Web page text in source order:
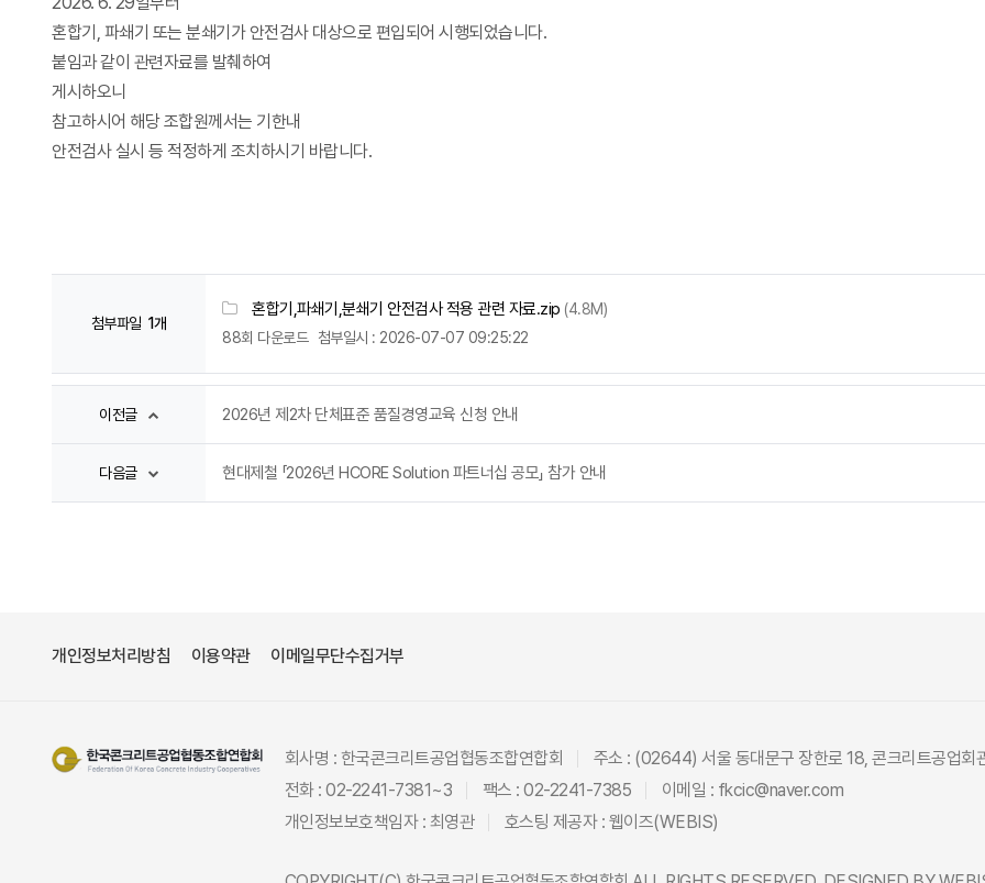
혼합기, 파쇄기 또는 분쇄기가 안전검사 대상으로 편입되어 시행되었습니다.
붙임과 같이 관련자료를 발췌하여
게시하오니
참고하시어 해당 조합원께서는 기한내
안전검사 실시 등 적정하게 조치하시기 바랍니다.
첨부파일 1개
혼합기,파쇄기,분쇄기 안전검사 적용 관련 자료.zip (4.8M)
88회 다운로드
첨부일시 : 2026-07-07 09:25:22
이전글 2026년 제2차 단체표준 품질경영교육 신청 안내
다음글 현대제철 「2026년 HCORE Solution 파트너십 공모」 참가 안내
개인정보처리방침 이용약관 이메일무단수집거부
회사명 : 한국콘크리트공업협동조합연합회
주소 : (02644) 서울 동대문구 장한로 18, 콘크리트공업회
전화 : 02-2241-7381~3
팩스 : 02-2241-7385
이메일 : fkcic@naver.com
개인정보보호책임자 : 최영관
호스팅 제공자 : 웹이즈(WEBIS)